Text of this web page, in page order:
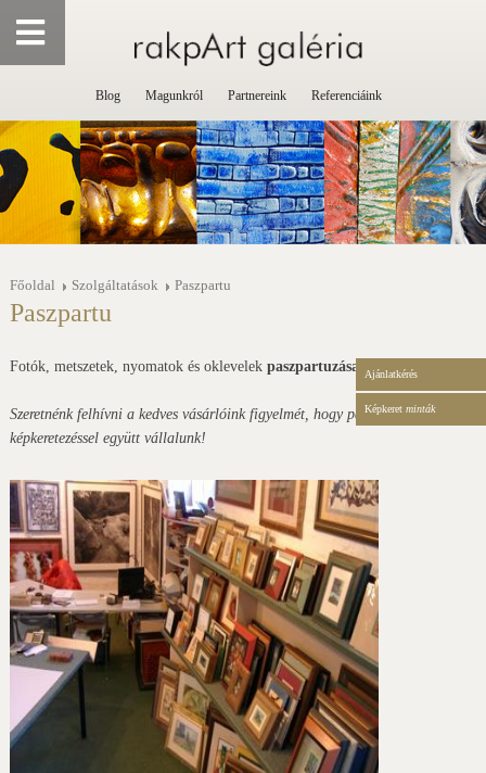
Blog Magunkról Partnereink Referenciáink
Ajánlatkérés
Képkeret minták
Főoldal Szolgáltatások Paszpartu
Paszpartu
Fotók, metszetek, nyomatok és oklevelek paszpartuzása
Szeretnénk felhívni a kedves vásárlóink figyelmét, hogy paszpartuzást csak
képkeretezéssel együtt vállalunk!